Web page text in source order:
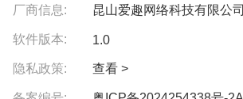
厂商信息: 昆山爱趣网络科技有限公司
软件版本: 1.0
隐私政策: 查看 >